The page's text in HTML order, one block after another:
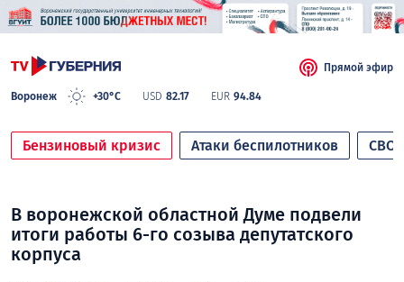
Воронеж +30°C USD 82.17 EUR 94.84
Прямой эфир
Бензиновый кризис Атаки беспилотников СВО
В воронежской областной Думе подвели
итоги работы 6-го созыва депутатского
корпуса